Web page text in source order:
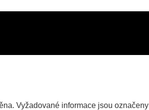
Vyžadované informace jsou označeny